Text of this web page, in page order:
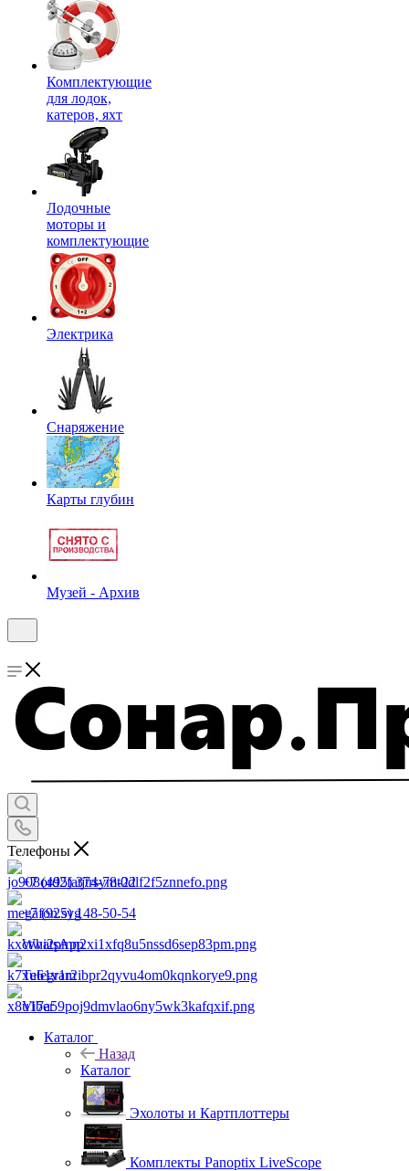
Комплектующие
для лодок,
катеров, яхт
Лодочные
моторы и
комплектующие
Электрика
Снаряжение
Карты глубин
Музей - Архив
Телефоны
+7 (495) 374-78-22
+7 (925) 148-50-54
WhatsApp
Telegram
Viber
Каталог
Назад
Каталог
Эхолоты и Картплоттеры
Комплекты Panoptix LiveScope